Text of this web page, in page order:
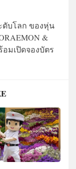
ดับโลก ของหุ่น
&
อมเปิดจองบัตร